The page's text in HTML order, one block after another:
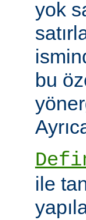
yok
bu
ile